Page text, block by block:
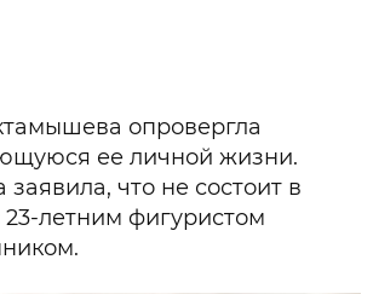
опровергла
ее личной жизни.
заявила, что не состоит в
летним фигуристом